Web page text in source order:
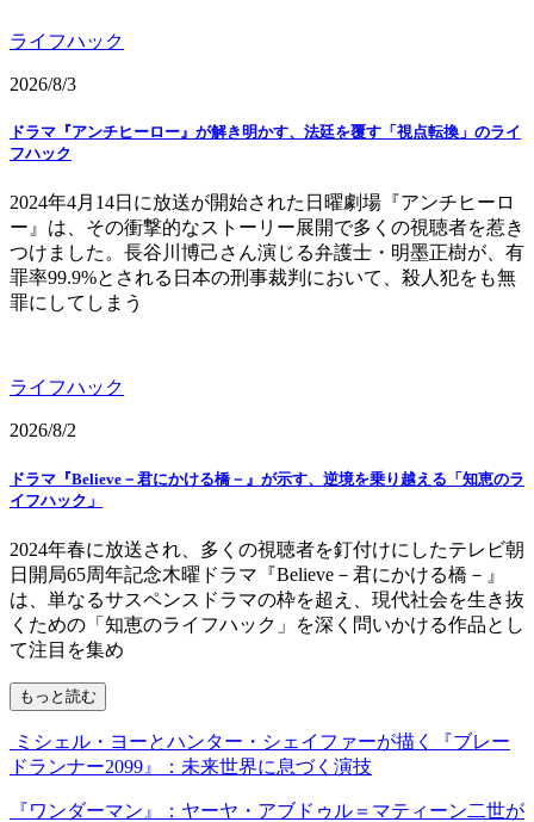
ライフハック
2026/8/3
ドラマ『アンチヒーロー』が解き明かす、法廷を覆す「視点転換」のライ
フハック
2024年4月14日に放送が開始された日曜劇場『アンチヒーロ
ー』は、その衝撃的なストーリー展開で多くの視聴者を惹き
つけました。長谷川博己さん演じる弁護士・明墨正樹が、有
罪率99.9%とされる日本の刑事裁判において、殺人犯をも無
罪にしてしまう
ライフハック
2026/8/2
ドラマ『Believe－君にかける橋－』が示す、逆境を乗り越える「知恵のラ
イフハック」
2024年春に放送され、多くの視聴者を釘付けにしたテレビ朝
日開局65周年記念木曜ドラマ『Believe－君にかける橋－』
は、単なるサスペンスドラマの枠を超え、現代社会を生き抜
くための「知恵のライフハック」を深く問いかける作品とし
て注目を集め
もっと読む
ミシェル・ヨーとハンター・シェイファーが描く『ブレー
ドランナー2099』：未来世界に息づく演技
『ワンダーマン』：ヤーヤ・アブドゥル＝マティーン二世が